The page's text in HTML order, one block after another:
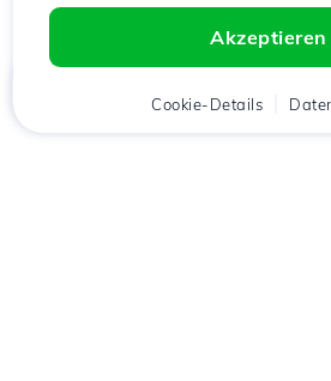
Akzeptieren
Cookie-Details
Kunde Warenkorb